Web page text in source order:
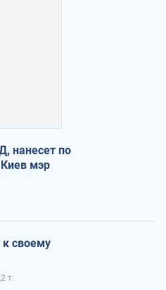
нанесет по
мэр
к своему
т.